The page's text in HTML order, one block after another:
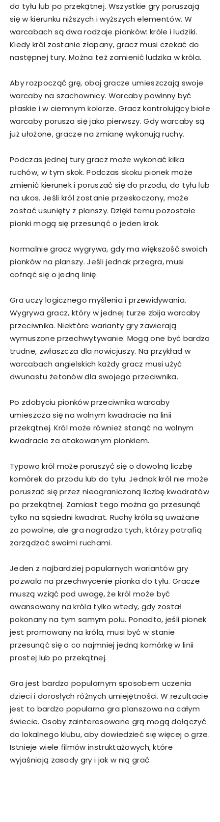
do tyłu lub po przekątnej. Wszystkie gry poruszają
się w kierunku niższych i wyższych elementów. W
warcabach są dwa rodzaje pionków: króle i ludziki.
Kiedy król zostanie złapany, gracz musi czekać do
następnej tury. Można też zamienić ludzika w króla.
Aby rozpocząć grę, obaj gracze umieszczają swoje
warcaby na szachownicy. Warcaby powinny być
płaskie i w ciemnym kolorze. Gracz kontrolujący białe
warcaby porusza się jako pierwszy. Gdy warcaby są
już ułożone, gracze na zmianę wykonują ruchy.
Podczas jednej tury gracz może wykonać kilka
ruchów, w tym skok. Podczas skoku pionek może
zmienić kierunek i poruszać się do przodu, do tyłu lub
na ukos. Jeśli król zostanie przeskoczony, może
zostać usunięty z planszy. Dzięki temu pozostałe
pionki mogą się przesunąć o jeden krok.
Normalnie gracz wygrywa, gdy ma większość swoich
pionków na planszy. Jeśli jednak przegra, musi
cofnąć się o jedną linię.
Gra uczy logicznego myślenia i przewidywania.
Wygrywa gracz, który w jednej turze zbija warcaby
przeciwnika. Niektóre warianty gry zawierają
wymuszone przechwytywanie. Mogą one być bardzo
trudne, zwłaszcza dla nowicjuszy. Na przykład w
warcabach angielskich każdy gracz musi użyć
dwunastu żetonów dla swojego przeciwnika.
Po zdobyciu pionków przeciwnika warcaby
umieszcza się na wolnym kwadracie na linii
przekątnej. Król może również stanąć na wolnym
kwadracie za atakowanym pionkiem.
Typowo król może poruszyć się o dowolną liczbę
komórek do przodu lub do tyłu. Jednak król nie może
poruszać się przez nieograniczoną liczbę kwadratów
po przekątnej. Zamiast tego można go przesunąć
tylko na sąsiedni kwadrat. Ruchy króla są uważane
za powolne, ale gra nagradza tych, którzy potrafią
zarządzać swoimi ruchami.
Jeden z najbardziej popularnych wariantów gry
pozwala na przechwycenie pionka do tyłu. Gracze
muszą wziąć pod uwagę, że król może być
awansowany na króla tylko wtedy, gdy został
pokonany na tym samym polu. Ponadto, jeśli pionek
jest promowany na króla, musi być w stanie
przesunąć się o co najmniej jedną komórkę w linii
prostej lub po przekątnej.
Gra jest bardzo popularnym sposobem uczenia
dzieci i dorosłych różnych umiejętności. W rezultacie
jest to bardzo popularna gra planszowa na całym
świecie. Osoby zainteresowane grą mogą dołączyć
do lokalnego klubu, aby dowiedzieć się więcej o grze.
Istnieje wiele filmów instruktażowych, które
wyjaśniają zasady gry i jak w nią grać.